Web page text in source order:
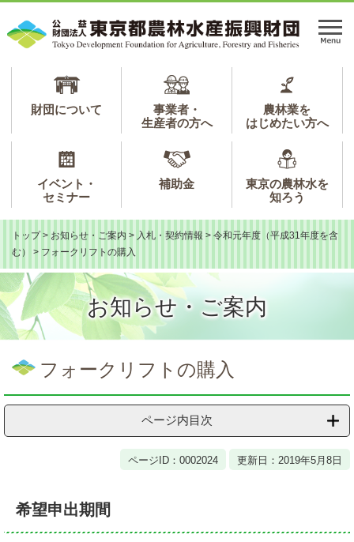
ジ
ュ
メ
財団について
事業者・
生産者の方へ
農林業を
はじめたい方へ
イベント・
セミナー
補助金
東京の農林水を
知ろう
トップ > お知らせ・ご案内 > 入札・契約情報 > 令和元年度（平成31年度を含
む）
> フォークリフトの購入
お知らせ・ご案内
文
フォークリフトの購入
ページ内目次
ページID：0002024 更新日：2019年5月8日
希望申出期間